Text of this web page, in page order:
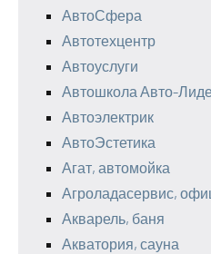
АвтоСфера
Автотехцентр
Автоуслуги
Автошкола Авто-
Автоэлектрик
АвтоЭстетика
Агат, автомойка
Агроладасервис,
Акварель, баня
Акватория, сауна